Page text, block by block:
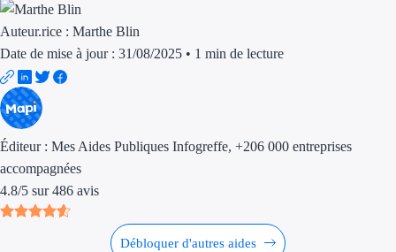
Aides Région
Aides Nationales
Auteur.rice : Marthe Blin
Date de mise à jour : 31/08/2025 • 1 min de lecture
Éditeur : Mes Aides Publiques Infogreffe, +206 000 entreprises
accompagnées
4.8/5 sur 486 avis
Débloquer d'autres aides